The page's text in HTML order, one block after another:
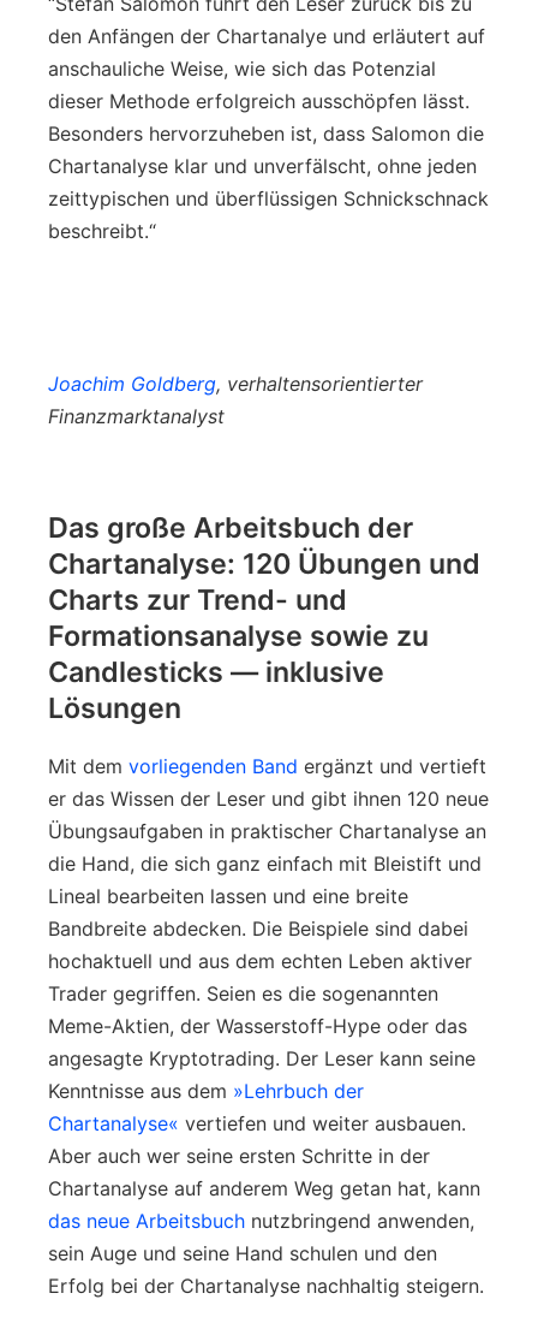
den Anfängen der Chartanalye und erläutert auf
anschauliche Weise, wie sich das Potenzial
dieser Methode erfolgreich ausschöpfen lässt.
Besonders hervorzuheben ist, dass Salomon die
Chartanalyse klar und unverfälscht, ohne jeden
zeittypischen und überflüssigen Schnickschnack
beschreibt.“
Joachim Goldberg, verhaltensorientierter
Finanzmarktanalyst
Das große Arbeitsbuch der
Chartanalyse: 120 Übungen und
Charts zur Trend- und
Formationsanalyse sowie zu
Candlesticks ― inklusive
Lösungen
Mit dem vorliegenden Band ergänzt und vertieft
er das Wissen der Leser und gibt ihnen 120 neue
Übungsaufgaben in praktischer Chartanalyse an
die Hand, die sich ganz einfach mit Bleistift und
Lineal bearbeiten lassen und eine breite
Bandbreite abdecken. Die Beispiele sind dabei
hochaktuell und aus dem echten Leben aktiver
Trader gegriffen. Seien es die sogenannten
Meme-Aktien, der Wasserstoff-Hype oder das
angesagte Kryptotrading. Der Leser kann seine
Kenntnisse aus dem »Lehrbuch der
Chartanalyse« vertiefen und weiter ausbauen.
Aber auch wer seine ersten Schritte in der
Chartanalyse auf anderem Weg getan hat, kann
das neue Arbeitsbuch nutzbringend anwenden,
sein Auge und seine Hand schulen und den
Erfolg bei der Chartanalyse nachhaltig steigern.